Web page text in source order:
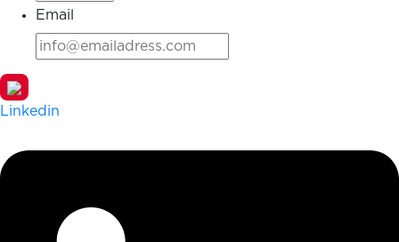
Email
Linkedin